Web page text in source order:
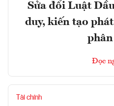
Sửa đổi Luật
duy, kiến tạo
Đọc
Tài chính